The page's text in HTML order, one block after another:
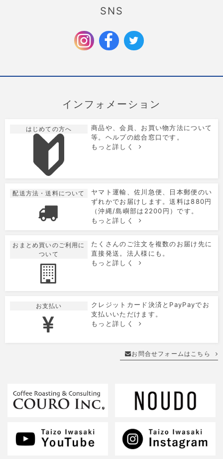
クリスマス限定のラッピングを追加しました。
お歳暮特集を公開しました。
SNS
インフォメーション
はじめての方へ
商品や、会員、お買い物方法について
等。ヘルプの総合窓口です。
もっと詳しく
配送方法・送料について
ヤマト運輸、佐川急便、日本郵便のい
ずれかでお届けします。送料は880円
（沖縄/島嶼部は2200円）です。
もっと詳しく
おまとめ買いのご利用に
ついて
たくさんのご注文を複数のお届け先に
直接発送。法人様にも。
もっと詳しく
お支払い
クレジットカード決済とPayPayでお
支払いいただけます。
もっと詳しく
お問合せフォームはこちら